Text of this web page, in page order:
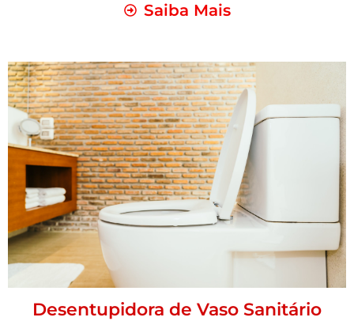
Saiba Mais
Desentupidora de Vaso Sanitário